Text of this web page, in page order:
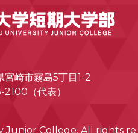
崎市霧島5丁目1-2
（代表）
Junior College. All rights re